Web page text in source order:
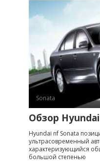
Sonata
Обзор
Hyundai nf Sonata
ультрасовременный
характеризующийся
большой степенью